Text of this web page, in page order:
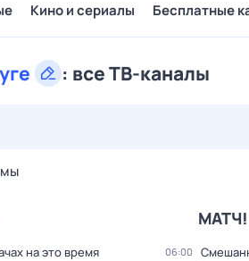
Кино и сериалы Бесплатные
: все ТВ-каналы
на это время
МАТЧ!
06:00